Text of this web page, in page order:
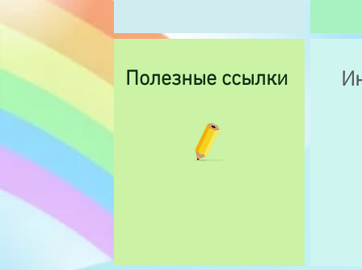
Полезные ссылки